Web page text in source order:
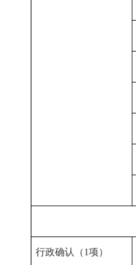
行政确认（1项）